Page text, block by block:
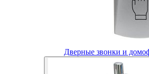
Дверные звонки и